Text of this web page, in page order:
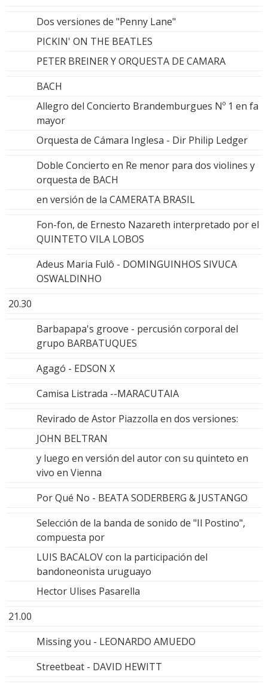
Dos versiones de "Penny Lane"
PICKIN' ON THE BEATLES
PETER BREINER Y ORQUESTA DE CAMARA
BACH
Allegro del Concierto Brandemburgues Nº 1 en fa
mayor
Orquesta de Cámara Inglesa - Dir Philip Ledger
Doble Concierto en Re menor para dos violines y
orquesta de BACH
en versión de la CAMERATA BRASIL
Fon-fon, de Ernesto Nazareth interpretado por el
QUINTETO VILA LOBOS
Adeus Maria Fulô - DOMINGUINHOS SIVUCA
OSWALDINHO
20.30
Barbapapa's groove - percusión corporal del
grupo BARBATUQUES
Agagó - EDSON X
Camisa Listrada --MARACUTAIA
Revirado de Astor Piazzolla en dos versiones:
JOHN BELTRAN
y luego en versión del autor con su quinteto en
vivo en Vienna
Por Qué No - BEATA SODERBERG & JUSTANGO
Selección de la banda de sonido de "Il Postino",
compuesta por
LUIS BACALOV con la participación del
bandoneonista uruguayo
Hector Ulises Pasarella
21.00
Missing you - LEONARDO AMUEDO
Streetbeat - DAVID HEWITT